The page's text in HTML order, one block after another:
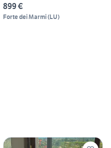
899 €
Forte dei Marmi(LU)